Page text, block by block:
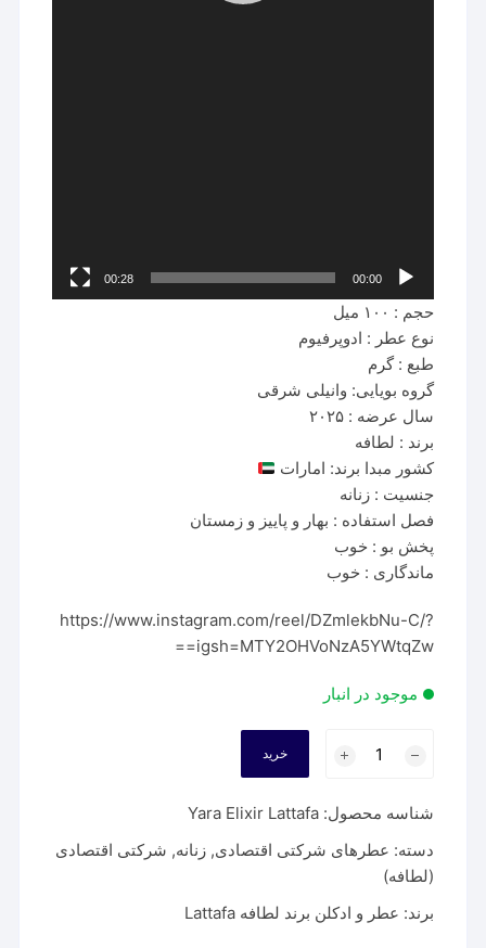
00:00
00:28
حجم : ۱۰۰ میل
نوع عطر : ادوپرفیوم
طبع : گرم
گروه بویایی: وانیلی شرقی
سال عرضه : ۲۰۲۵
برند : لطافه
کشور مبدا برند: امارات
جنسیت : زنانه
فصل استفاده : بهار و پاییز و زمستان
پخش بو : خوب
ماندگاری : خوب
https://www.instagram.com/reel/DZmlekbNu-C/?
igsh=MTY2OHVoNzA5YWtqZw==
موجود در انبار
یارا
الکسیر
لطافه
Yara
خرید
شناسه محصول:Yara Elixir Lattafa
دسته: عطرهای شرکتی اقتصادی,زنانه, شرکتی اقتصادی
(لطافه)
برند: عطر و ادکلن برند لطافه Lattafa